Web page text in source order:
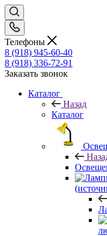
Телефоны
8 (918) 945-60-40
8 (918) 336-72-91
Заказать звонок
Каталог
Назад
Каталог